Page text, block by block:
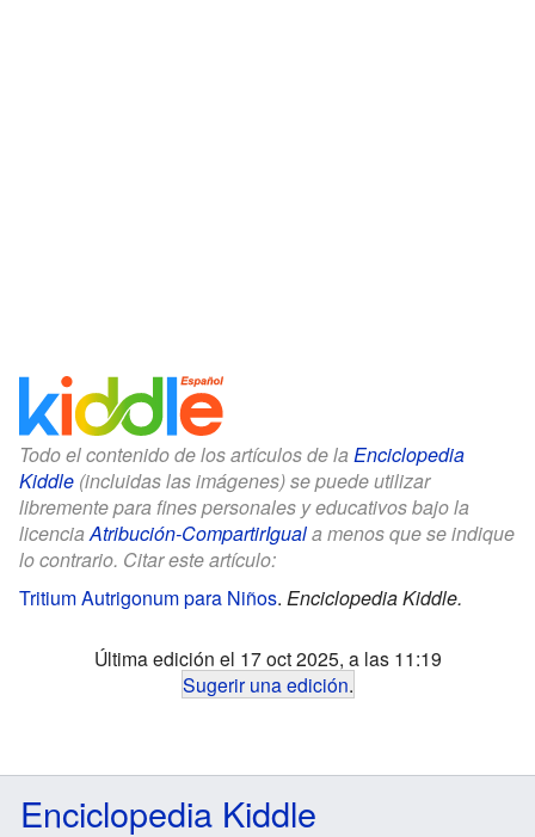
Todo el contenido de los artículos de la Enciclopedia
Kiddle (incluidas las imágenes) se puede utilizar
libremente para fines personales y educativos bajo la
licenciaAtribución-CompartirIguala menos que se indique
lo contrario. Citar este artículo:
Tritium Autrigonum para Niños. Enciclopedia Kiddle.
Última edición el 17 oct 2025, a las 11:19
Sugerir una edición.
Enciclopedia Kiddle